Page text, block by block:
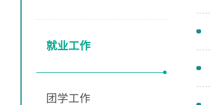
就业工作
团学工作